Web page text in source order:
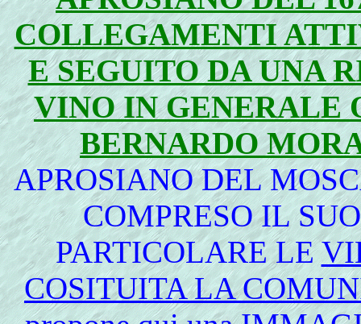
COLLEGAMENTI
E SEGUITO DA UNA
VINO IN GENERALE
BERNARDO
APROSIANO DEL
COMPRESO IL
PARTICOLARE LE
COSITUITA LA